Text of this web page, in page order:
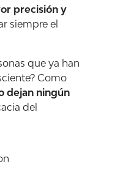
precisión y
siempre el
que ya han
Como
dejan ningún
del